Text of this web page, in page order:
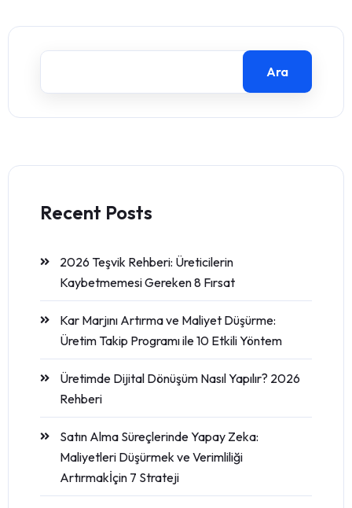
Ara
Recent Posts
2026 Teşvik Rehberi: Üreticilerin
Kaybetmemesi Gereken 8 Fırsat
Kar Marjını Artırma ve Maliyet Düşürme:
Üretim Takip Programı ile 10 Etkili Yöntem
Üretimde Dijital Dönüşüm Nasıl Yapılır? 2026
Rehberi
Satın Alma Süreçlerinde Yapay Zeka:
Maliyetleri Düşürmek ve Verimliliği
Artırmakİçin 7 Strateji